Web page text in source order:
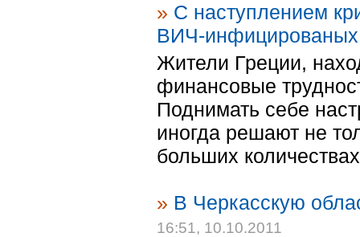
» С наступлением
ВИЧ-инфицированых
Жители Греции,
финансовые
Поднимать себе
иногда решают не
больших
» В Черкасскую
16:51, 10.10.2011